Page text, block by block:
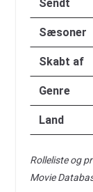
Sendt
Sæsoner
Skabt af
Genre
Land
Rolleliste og
Movie